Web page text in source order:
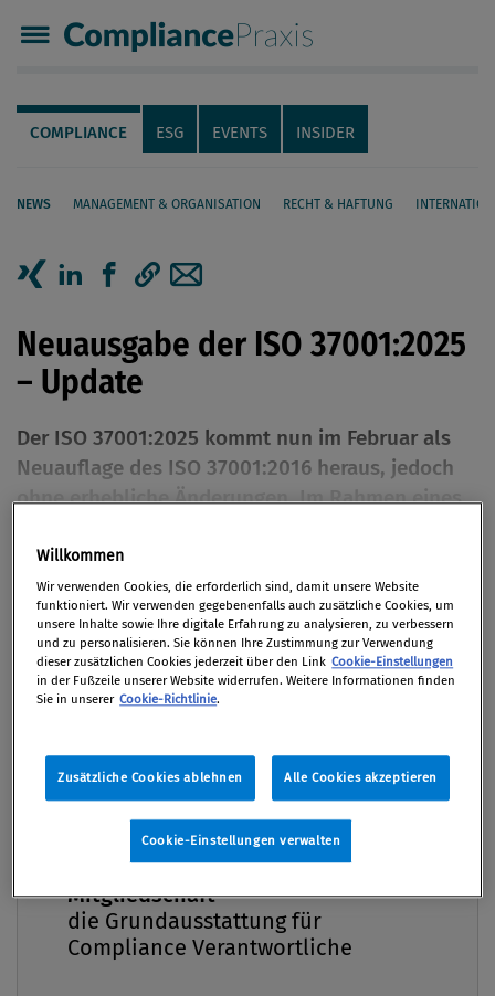
Compliance Praxis
Servicenavigation
Navigation
COMPLIANCE ESG EVENTS INSIDER
NEWS MANAGEMENT & ORGANISATION RECHT & HAFTUNG
Seiteninhalt
Neuausgabe der ISO 37001:2025
– Update
Der ISO 37001:2025 kommt nun im Februar als
Neuauflage des ISO 37001:2016 heraus, jedoch
ohne erhebliche Änderungen. Im Rahmen eines
neue Ausgabe ohne Probleme erfolgen.
VonDr. Peter Jonas
24. Februar 2025
zur Korruptionsbekämpfung – Anforderungen mit
Leitlinien zur Anwendung“ war einer der ersten
Standards der vom, damals neu gegründeten, ISO TC
309 „Governance of organisations“, im Jahr 2016
herausgegeben wurde. Er ist nach wie vor einer der
wichtigsten Standards für den Bereich des
Compliancemanagement von Organisationen. Laut
Premium
Compliance Praxis Premium
Mitgliedschaft -
die Grundausstattung für
Compliance Verantwortliche
Willkommen
Wir verwenden Cookies, die erforderlich sind, damit unsere Website
funktioniert. Wir verwenden gegebenenfalls auch zusätzliche Cookies, um
unsere Inhalte sowie Ihre digitale Erfahrung zu analysieren, zu verbessern
und zu personalisieren. Sie können Ihre Zustimmung zur Verwendung
dieser zusätzlichen Cookies jederzeit über den Link Cookie-Einstellungen
in der Fußzeile unserer Website widerrufen. Weitere Informationen finden
Sie in unserer Cookie-Richtlinie.
Zusätzliche Cookies ablehnen Alle Cookies akzeptieren
Cookie-Einstellungen verwalten